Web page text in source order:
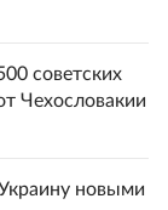
советских
Чехословакии
новыми